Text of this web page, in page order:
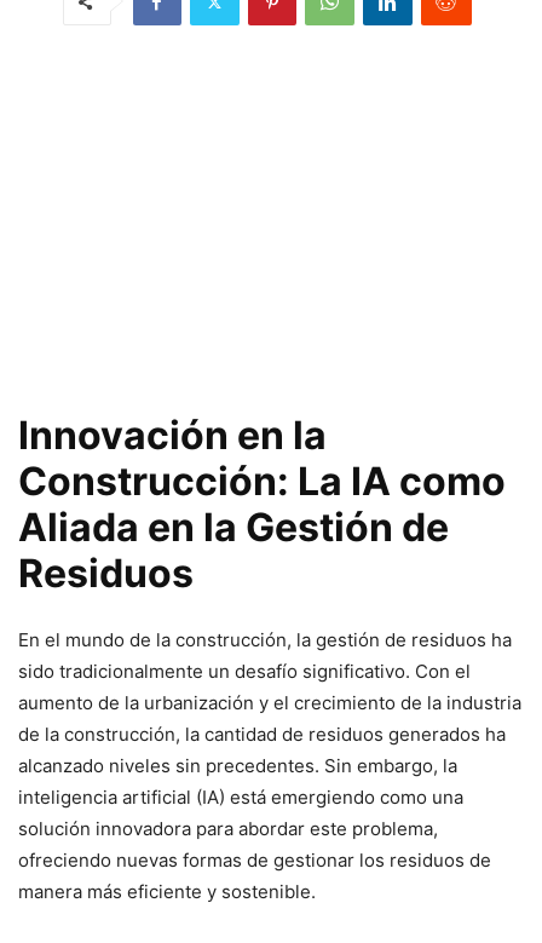
Innovación en la
Construcción: La IA como
Aliada en la Gestión de
Residuos
En el mundo de la construcción, la gestión de residuos ha
sido tradicionalmente un desafío significativo. Con el
aumento de la urbanización y el crecimiento de la industria
de la construcción, la cantidad de residuos generados ha
alcanzado niveles sin precedentes. Sin embargo, la
inteligencia artificial (IA) está emergiendo como una
solución innovadora para abordar este problema,
ofreciendo nuevas formas de gestionar los residuos de
manera más eficiente y sostenible.